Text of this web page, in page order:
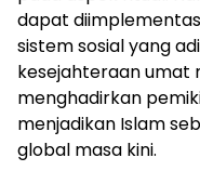
dapat
sistem sosial yang
kesejahteraan umat
menghadirkan
menjadikan Islam
global masa kini.